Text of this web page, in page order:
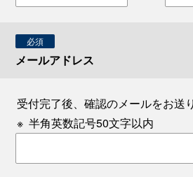
必須
メールアドレス
受付完了後、確認のメールをお送
※ 半角英数記号50文字以内